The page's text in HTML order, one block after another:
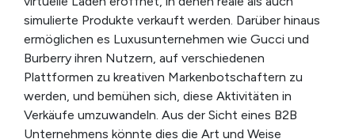
simulierte Produkte verkauft werden. Darüber hinaus
ermöglichen es Luxusunternehmen wie Gucci und
Burberry ihren Nutzern, auf verschiedenen
Plattformen zu kreativen Markenbotschaftern zu
werden, und bemühen sich, diese Aktivitäten in
Verkäufe umzuwandeln. Aus der Sicht eines B2B
Unternehmens könnte dies die Art und Weise